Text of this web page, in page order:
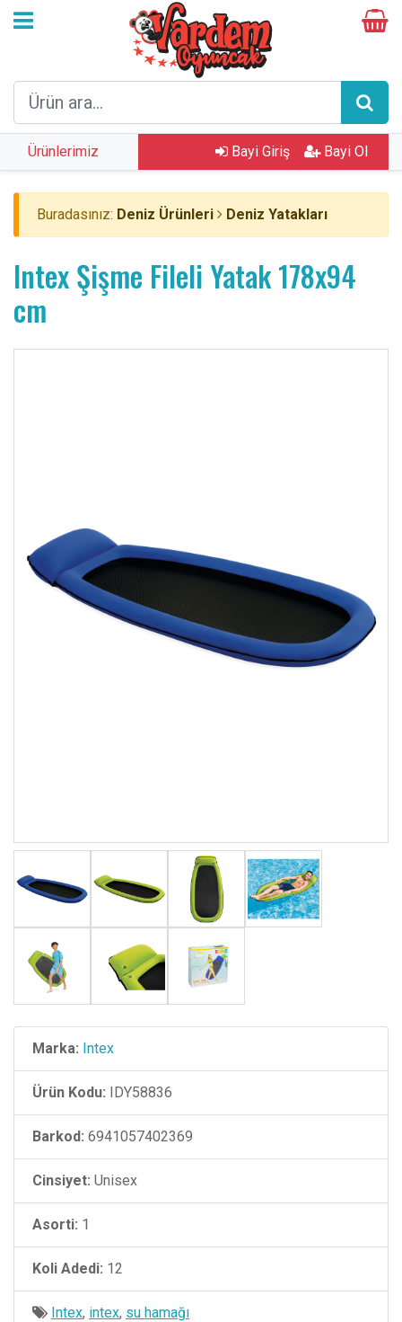
Ürünlerimiz Bayi Giriş Bayi Ol
Buradasınız: Deniz Ürünleri Deniz Yatakları
Intex Şişme Fileli Yatak 178x94
cm
Marka: Intex
Ürün Kodu: IDY58836
Barkod: 6941057402369
Cinsiyet: Unisex
Asorti: 1
Koli Adedi: 12
Intex, intex, su hamağı